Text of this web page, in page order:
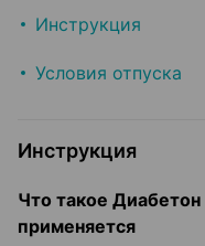
Инструкция
Условия отпуска
Инструкция
Что такое Диабетон
применяется